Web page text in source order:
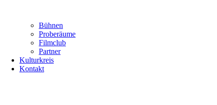
Bühnen
Proberäume
Filmclub
Partner
Kulturkreis
Kontakt